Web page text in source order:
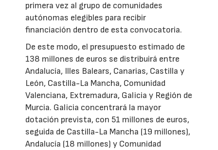
primera vez al grupo de comunidades
autónomas elegibles para recibir
financiación dentro de esta convocatoria.
De este modo, el presupuesto estimado de
138 millones de euros se distribuirá entre
Andalucía, Illes Balears, Canarias, Castilla y
León, Castilla-La Mancha, Comunidad
Valenciana, Extremadura, Galicia y Región de
Murcia. Galicia concentrará la mayor
dotación prevista, con 51 millones de euros,
seguida de Castilla-La Mancha (19 millones),
Andalucía (18 millones) y Comunidad